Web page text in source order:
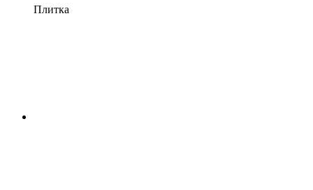
Плитка